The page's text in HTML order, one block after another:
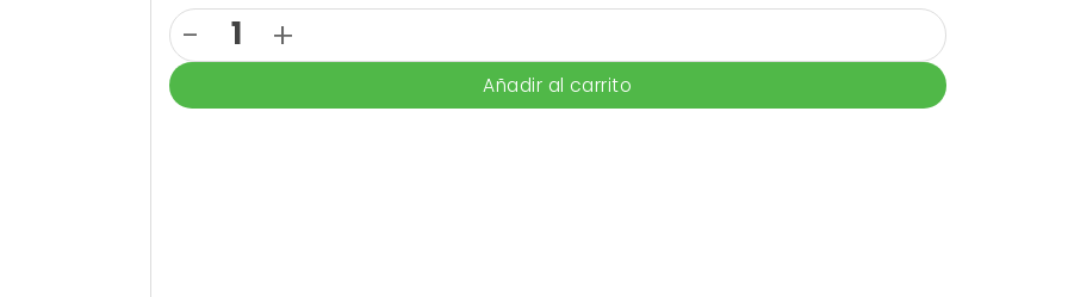
NemeSys POS - Prueba cantidad
Añadir al carrito